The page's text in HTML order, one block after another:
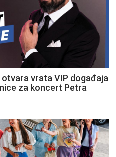
otvara vrata VIP događaja
za koncert Petra